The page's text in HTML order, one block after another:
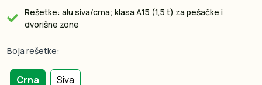
Rešetke: alu siva/crna; klasa A15 (1,5 t) za pešačke i
dvorišne zone
Boja rešetke:
Crna Siva